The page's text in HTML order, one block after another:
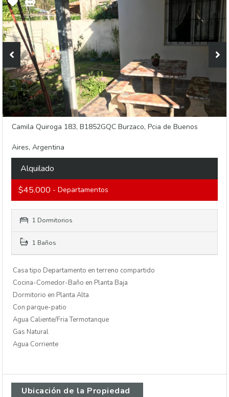
Camila Quiroga 183, B1852GQC Burzaco, Pcia de Buenos
Aires, Argentina
Alquilado
$45.000 - Departamentos
1 Dormitorios
1 Baños
Casa tipo Departamento en terreno compartido
Cocina-Comedor-Baño en Planta Baja
Dormitorio en Planta Alta
Con parque-patio
Agua Caliente/Fria Termotanque
Gas Natural
Agua Corriente
Ubicación de la Propiedad